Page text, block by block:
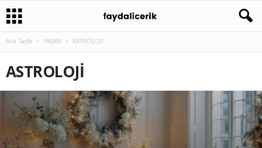
Ana Sayfa YAŞAM ASTROLOJİ
ASTROLOJİ